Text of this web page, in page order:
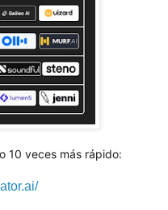
10 veces más rápido: